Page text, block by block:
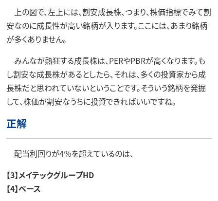
上の図で、左上には、割安成長株、つまり、株価指標でみて割
安なのに成長性が高い銘柄が入ります。ここには、あまり銘柄
が多くありません。
みんなが熱狂する成長株は、PERやPBRが高くなります。も
し割安な成長株があるとしたら、それは、多くの投資家から成
長株だと思われていないということです。そういう銘柄を発掘
して、株価が割安なうちに投資できればいいですね。
正解
配当利回りが4％を超えているのは、
【3】メイテックグループHD
【4】ベース